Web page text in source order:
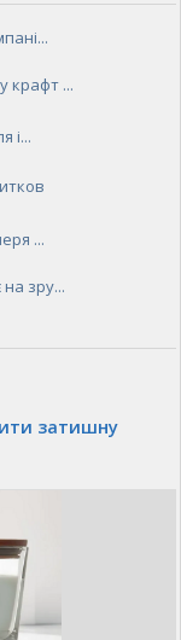
крафт ...
і...
...
зру...
затишну